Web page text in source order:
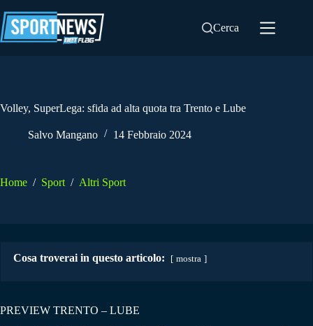
al
contenuto
Cerca
Volley, SuperLega: sfida ad alta quota tra Trento e Lube
Salvo Mangano 14 Febbraio 2024
Home / Sport / Altri Sport
Cosa troverai in questo articolo: mostra
PREVIEW TRENTO – LUBE